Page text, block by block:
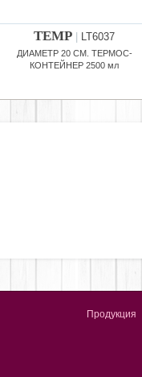
TEMP LT6037
ДИАМЕТР 20 СМ. ТЕРМОС-
КОНТЕЙНЕР 2500 мл
Продукция